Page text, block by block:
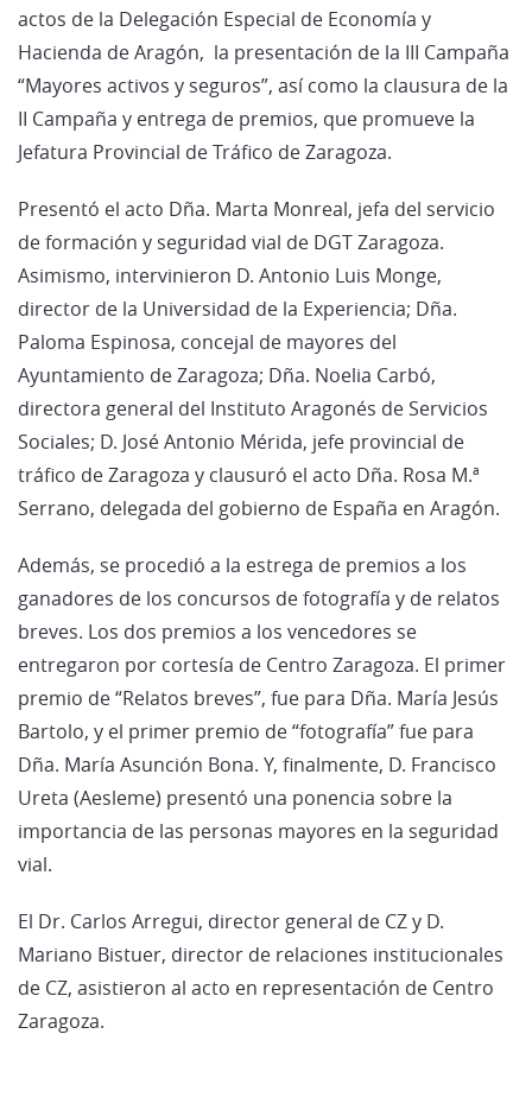
actos de la Delegación Especial de Economía y
Hacienda de Aragón, la presentación de la III Campaña
“Mayores activos y seguros”, así como la clausura de la
II Campaña y entrega de premios, que promueve la
Jefatura Provincial de Tráfico de Zaragoza.
Presentó el acto Dña. Marta Monreal, jefa del servicio
de formación y seguridad vial de DGT Zaragoza.
Asimismo, intervinieron D. Antonio Luis Monge,
director de la Universidad de la Experiencia; Dña.
Paloma Espinosa, concejal de mayores del
Ayuntamiento de Zaragoza; Dña. Noelia Carbó,
directora general del Instituto Aragonés de Servicios
Sociales; D. José Antonio Mérida, jefe provincial de
tráfico de Zaragoza y clausuró el acto Dña. Rosa M.ª
Serrano, delegada del gobierno de España en Aragón.
Además, se procedió a la estrega de premios a los
ganadores de los concursos de fotografía y de relatos
breves. Los dos premios a los vencedores se
entregaron por cortesía de Centro Zaragoza. El primer
premio de “Relatos breves”, fue para Dña. María Jesús
Bartolo, y el primer premio de “fotografía” fue para
Dña. María Asunción Bona. Y, finalmente, D. Francisco
Ureta (Aesleme) presentó una ponencia sobre la
importancia de las personas mayores en la seguridad
vial.
El Dr. Carlos Arregui, director general de CZ y D.
Mariano Bistuer, director de relaciones institucionales
de CZ, asistieron al acto en representación de Centro
Zaragoza.